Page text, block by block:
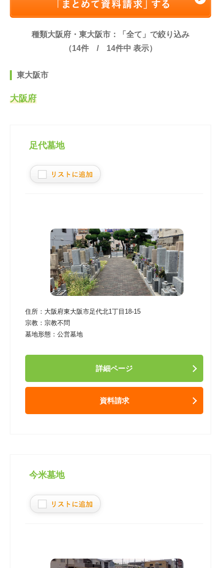
種類大阪府・東大阪市：「全て」で絞り込み
（14件 / 14件中 表示）
東大阪市
大阪府
足代墓地
住所： 大阪府東大阪市足代北1丁目18-15
宗教： 宗教不問
墓地形態： 公営墓地
詳細ページ
資料請求
今米墓地